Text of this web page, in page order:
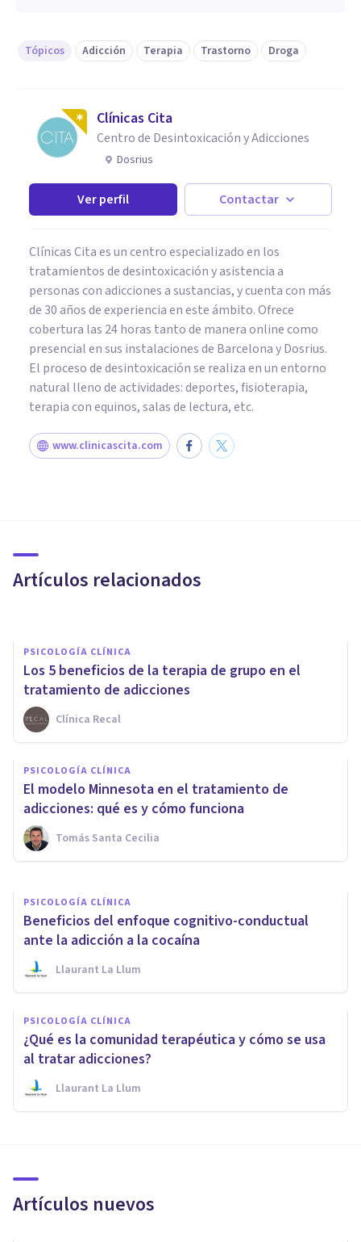
Tópicos Adicción Terapia Trastorno Droga
Clínicas Cita
Centro de Desintoxicación y Adicciones
Dosrius
Ver perfil Contactar
Clínicas Cita es un centro especializado en los
tratamientos de desintoxicación y asistencia a
personas con adicciones a sustancias, y cuenta con más
de 30 años de experiencia en este ámbito. Ofrece
cobertura las 24 horas tanto de manera online como
presencial en sus instalaciones de Barcelona y Dosrius.
El proceso de desintoxicación se realiza en un entorno
natural lleno de actividades: deportes, fisioterapia,
terapia con equinos, salas de lectura, etc.
www.clinicascita.com
Artículos relacionados
tratamiento
PSICOLOGÍA CLÍNICA
Los 5 beneficios de la terapia de grupo en el
tratamiento de adicciones
Clínica Recal
PSICOLOGÍA CLÍNICA
El modelo Minnesota en el tratamiento de
adicciones: qué es y cómo funciona
Tomás Santa Cecilia
Contracondicionamiento: usos
terapéuticos de esta técnica
Arturo Torres
PSICOLOGÍA CLÍNICA
Beneficios del enfoque cognitivo-conductual
ante la adicción a la cocaína
Llaurant La Llum
PSICOLOGÍA CLÍNICA
¿Qué es la comunidad terapéutica y cómo se usa
al tratar adicciones?
Llaurant La Llum
Artículos nuevos